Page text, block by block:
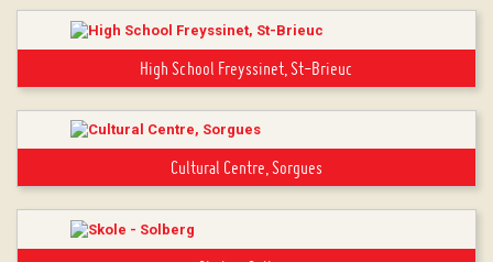
High School Freyssinet, St-Brieuc
Cultural Centre, Sorgues